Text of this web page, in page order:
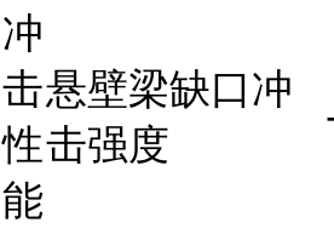
冲
击
性
能
悬壁梁缺口冲
击强度